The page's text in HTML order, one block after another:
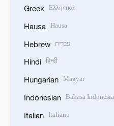
Greek Ελληνικά
Hausa Hausa
Hebrew עברית
Hindi हिन्दी
Hungarian Magyar
Indonesian Bahasa Indonesia
Italian Italiano